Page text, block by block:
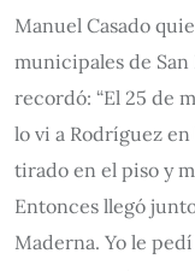
Manuel Casado
municipales de San
recordó: “El 25 de
lo vi a Rodríguez
tirado en el piso y
Entonces llegó
Maderna. Yo le